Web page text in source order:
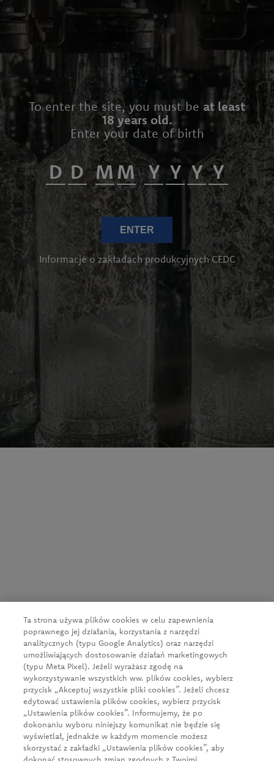
To enter the site, you must be at least
18 years old.
Enter your date of birth
ENTER
Informacje o zakładach produkcyjnych CEDC
This site contains contents regarding alcoholic beverages
and is not intended for minors.
We use your data solely in order to verify your age, they
will not be used for any other purpose.
64-600 Oborniki
e-mail:firma@cedc.com
KRS: 0000051098
NIP: 526-020-93-95
News
About us
Our products
Ta strona używa plików cookies w celu zapewnienia
poprawnego jej działania, korzystania z narzędzi
analitycznych (typu Google Analytics) oraz narzędzi
umożliwiających dostosowanie działań marketingowych
(typu Meta Pixel). Jeżeli wyrażasz zgodę na
wykorzystywanie wszystkich ww. plików cookies, wybierz
przycisk „Akceptuj wszystkie pliki cookies”. Jeżeli chcesz
edytować ustawienia plików cookies, wybierz przycisk
„Ustawienia plików cookies”. Informujemy, że po
dokonaniu wyboru niniejszy komunikat nie będzie się
wyświetlał, jednakże w każdym momencie możesz
skorzystać z zakładki „Ustawienia plików cookies”, aby